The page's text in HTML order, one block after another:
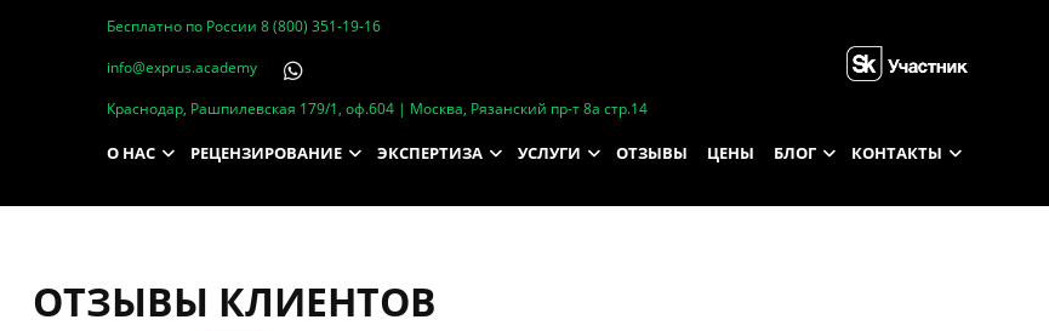
Бесплатно по России 8 (800) 351-19-16
info@exprus.academy
Краснодар, Рашпилевская 179/1, оф.604 | Москва, Рязанский пр-т 8а стр.14
О НАС РЕЦЕНЗИРОВАНИЕ ЭКСПЕРТИЗА УСЛУГИ ОТЗЫВЫ ЦЕНЫ БЛОГ КОНТАКТЫ
ОТЗЫВЫ КЛИЕНТОВ